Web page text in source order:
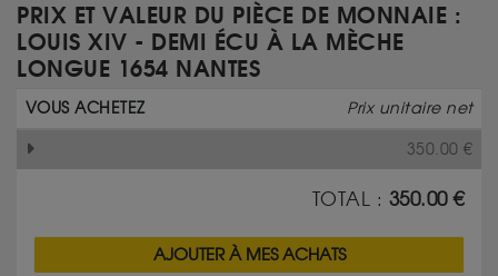
PRIX ET VALEUR DU PIÈCE DE MONNAIE :
LOUIS XIV - DEMI ÉCU À LA MÈCHE
LONGUE 1654 NANTES
VOUS ACHETEZ Prix unitaire net
350.00 €
TOTAL : 350.00€
AJOUTER À MES ACHATS